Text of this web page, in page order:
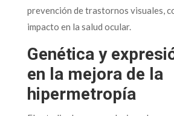
prevención de trastornos visuales,
impacto en la salud ocular.
Genética y
en la mejora de la
hipermetropía